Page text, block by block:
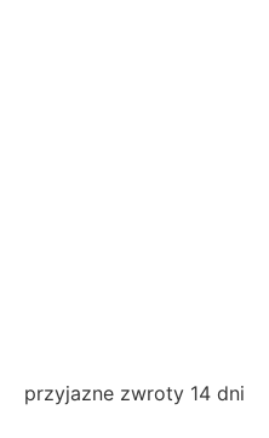
przyjazne zwroty 14 dni